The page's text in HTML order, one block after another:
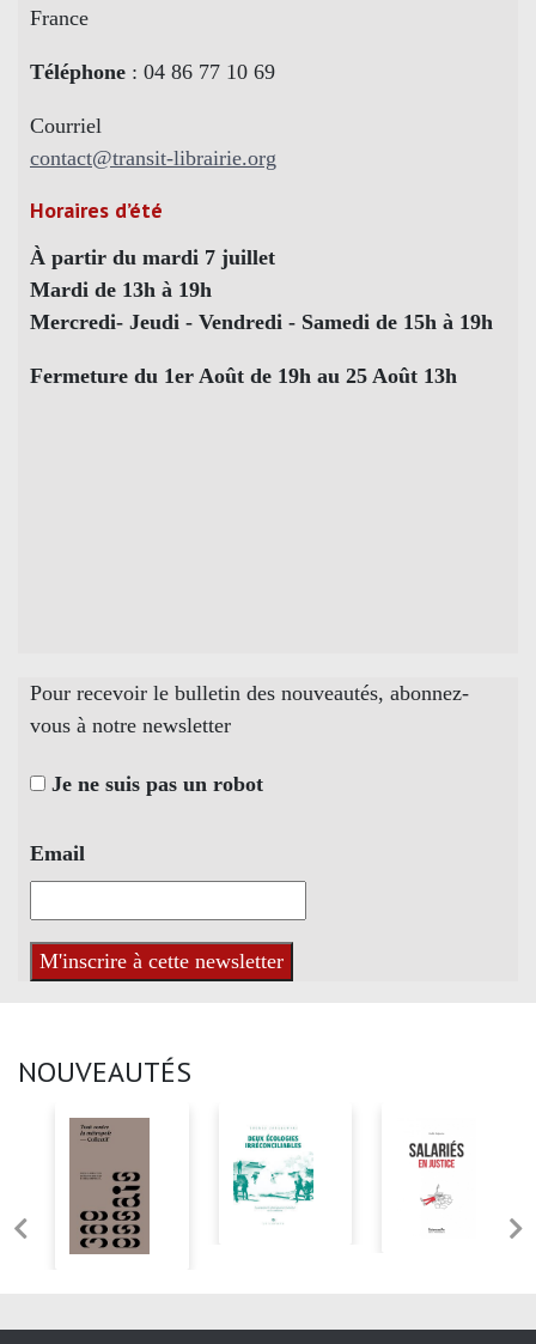
France
Téléphone : 04 86 77 10 69
Courriel
contact@transit-librairie.org
Horaires d’été
À partir du mardi 7 juillet
Mardi de 13h à 19h
Mercredi- Jeudi - Vendredi - Samedi de 15h à 19h
Fermeture du 1er Août de 19h au 25 Août 13h
Pour recevoir le bulletin des nouveautés, abonnez-
vous à notre newsletter
Je ne suis pas un robot
Email
NOUVEAUTÉS